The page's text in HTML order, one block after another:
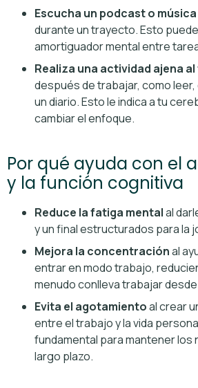
Escucha un podcast o música
durante un trayecto. Esto
amortiguador mental entre
Realiza una actividad ajena
después de trabajar, como
un diario. Esto le indica a tu
cambiar el enfoque.
Por qué ayuda con el
y la función cognitiva
Reduce la fatiga mentalal
y un final estructurados para la
Mejora la concentraciónal
entrar en modo trabajo,
menudo conlleva trabajar
Evita el agotamientoal crear
entre el trabajo y la vida
fundamental para mantener los
largo plazo.